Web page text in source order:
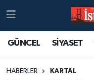
GÜNCEL SİYASET
HABERLER KARTAL